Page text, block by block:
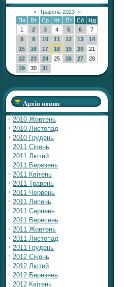
« Травень 2023 »
Пн
Вт Ср Чт Пт Сб
Нд
1
2 3 4 5 6
7
8
9 10 11 12 13
14
15
16 17 18 19 20
21
22
23 24 25 26 27
28
29
30 31
Архів новин
2010 Жовтень
2010 Листопад
2010 Грудень
2011 Січень
2011 Лютий
2011 Березень
2011 Квітень
2011 Травень
2011 Червень
2011 Липень
2011 Серпень
2011 Вересень
2011 Жовтень
2011 Листопад
2011 Грудень
2012 Січень
2012 Лютий
2012 Березень
2012 Квітень